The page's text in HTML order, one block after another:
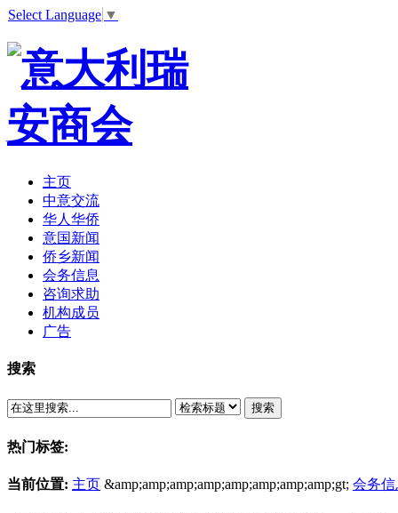
Select Language ▼
主页
中意交流
华人华侨
意国新闻
侨乡新闻
会务信息
咨询求助
机构成员
广告
搜索
搜索
热门标签:
当前位置: 主页 &amp;amp;amp;amp;amp;amp;amp;amp;gt; 会务信